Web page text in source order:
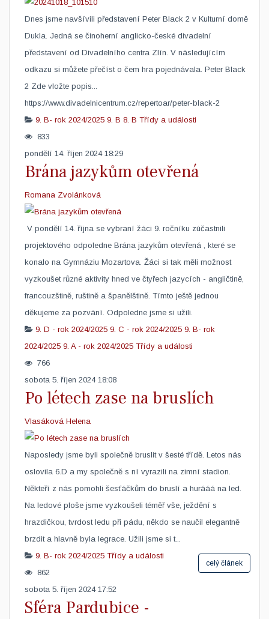
​Dnes jsme navšívili představení Peter Black 2 v Kulturní domě
Dukla. Jedná se činoherní anglicko-české divadelní
představení od Divadelního centra Zlín. V následujícím
odkazu si můžete přečíst o čem hra pojednávala. Peter Black
2 Zde vložte popis...
https://www.divadelnicentrum.cz/repertoar/peter-black-2
9. B- rok 2024/2025 9. B 8. B Třídy a události
833
pondělí 14. říjen 2024 18:29
Brána jazykům otevřená
Romana Zvolánková
​ V pondělí 14. října se vybraní žáci 9. ročníku zúčastnili
projektového odpoledne Brána jazykům otevřená , které se
konalo na Gymnáziu Mozartova. Žáci si tak měli možnost
vyzkoušet různé aktivity hned ve čtyřech jazycích - angličtině,
francouzštině, ruštině a španělštině. Tímto ještě jednou
děkujeme za pozvání. Odpoledne jsme si užili.
9. D - rok 2024/2025 9. C - rok 2024/2025 9. B- rok
2024/2025 9. A - rok 2024/2025 Třídy a události
766
sobota 5. říjen 2024 18:08
Po létech zase na bruslích
Vlasáková Helena
​Naposledy jsme byli společně bruslit v šesté třídě. Letos nás
oslovila 6.D a my společně s ní vyrazili na zimní stadion.
Někteří z nás pomohli šesťáčkům do bruslí a hurááá na led.
Na ledové ploše jsme vyzkoušeli téměř vše, ježdění s
hrazdičkou, tvrdost ledu při pádu, někdo se naučil elegantně
brzdit a hlavně byla legrace. Užili jsme si t...
celý článek
9. B- rok 2024/2025 Třídy a události
862
sobota 5. říjen 2024 17:52
Sféra Pardubice -